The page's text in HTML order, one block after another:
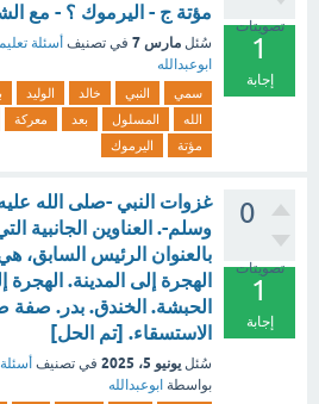
تصويتات
1
إجابة
مؤتة ج - اليرموك ؟ - مع
سُئل مارس 7 في تصنيف أسئلة
ابوعبدالله
سمي النبي خالد الوليد
الله
المسلول بعد معركة
مؤتة
اليرموك
0
تصويتات
1
إجابة
غزوات النبي -صلى الله
وسلم-. العناوين الجانبية
بالعنوان الرئيس السابق،
الهجرة إلى المدينة. الهجرة
الحبشة. الخندق. بدر. صفة
الاستسقاء. [تم الحل]
سُئل يونيو 5، 2025 في تصنيف
بواسطة ابوعبدالله